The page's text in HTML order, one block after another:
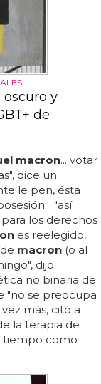
y
de
macron... votar
dice un
le pen, ésta
"así
los derechos
es reelegido,
macron (o al
dijo
no binaria de
"no se preocupa
más, citó a
la terapia de
tiempo como